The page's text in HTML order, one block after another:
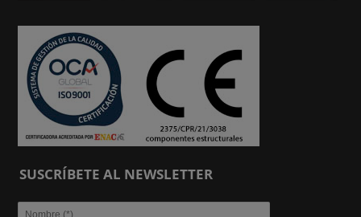
SUSCRÍBETE AL NEWSLETTER